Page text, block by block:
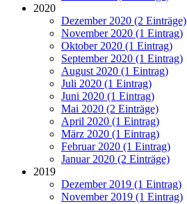
2020
Dezember 2020 (2 Einträge)
November 2020 (1 Eintrag)
Oktober 2020 (1 Eintrag)
September 2020 (1 Eintrag)
August 2020 (1 Eintrag)
Juli 2020 (1 Eintrag)
Juni 2020 (1 Eintrag)
Mai 2020 (2 Einträge)
April 2020 (1 Eintrag)
März 2020 (1 Eintrag)
Februar 2020 (1 Eintrag)
Januar 2020 (2 Einträge)
2019
Dezember 2019 (1 Eintrag)
November 2019 (1 Eintrag)